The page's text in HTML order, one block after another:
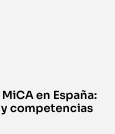
en España:
competencias